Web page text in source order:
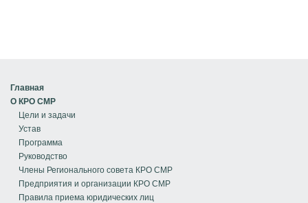
Главная
О КРО СМР
Цели и задачи
Устав
Программа
Руководство
Члены Регионального совета КРО СМР
Предприятия и организации КРО СМР
Правила приема юридических лиц